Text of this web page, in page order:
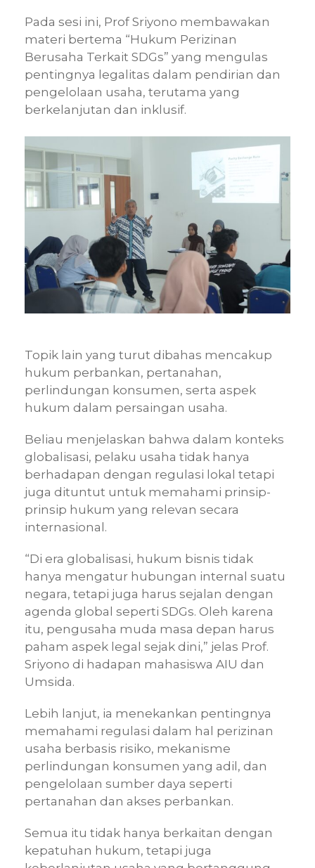
Pada sesi ini, Prof Sriyono membawakan
materi bertema “Hukum Perizinan
Berusaha Terkait SDGs” yang mengulas
pentingnya legalitas dalam pendirian dan
pengelolaan usaha, terutama yang
berkelanjutan dan inklusif.
Topik lain yang turut dibahas mencakup
hukum perbankan, pertanahan,
perlindungan konsumen, serta aspek
hukum dalam persaingan usaha.
Beliau menjelaskan bahwa dalam konteks
globalisasi, pelaku usaha tidak hanya
berhadapan dengan regulasi lokal tetapi
juga dituntut untuk memahami prinsip-
prinsip hukum yang relevan secara
internasional.
“Di era globalisasi, hukum bisnis tidak
hanya mengatur hubungan internal suatu
negara, tetapi juga harus sejalan dengan
agenda global seperti SDGs. Oleh karena
itu, pengusaha muda masa depan harus
paham aspek legal sejak dini,” jelas Prof.
Sriyono di hadapan mahasiswa AIU dan
Umsida.
Lebih lanjut, ia menekankan pentingnya
memahami regulasi dalam hal perizinan
usaha berbasis risiko, mekanisme
perlindungan konsumen yang adil, dan
pengelolaan sumber daya seperti
pertanahan dan akses perbankan.
Semua itu tidak hanya berkaitan dengan
kepatuhan hukum, tetapi juga